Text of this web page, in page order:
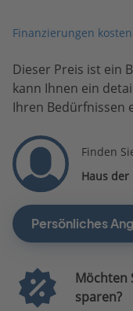
Finanzierungen
Dieser Preis ist ein
kann Ihnen ein
Ihren Bedürfnissen
Finden
Haus
Persönliches
Möchten
sparen?